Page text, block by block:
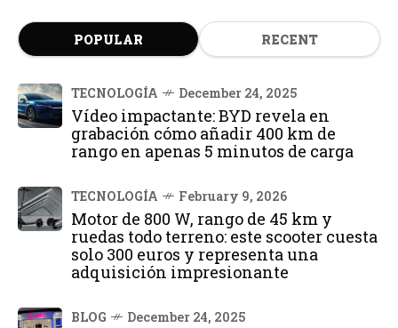
POPULAR RECENT
TECNOLOGÍA December 24, 2025
Vídeo impactante: BYD revela en
grabación cómo añadir 400 km de
rango en apenas 5 minutos de carga
TECNOLOGÍA February 9, 2026
Motor de 800 W, rango de 45 km y
ruedas todo terreno: este scooter cuesta
solo 300 euros y representa una
adquisición impresionante
BLOG December 24, 2025